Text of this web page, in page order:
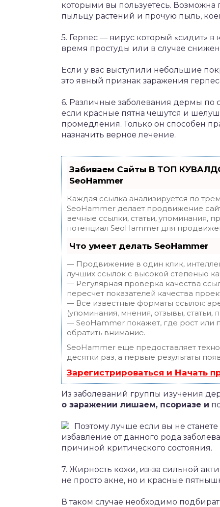
которыми вы пользуетесь.
пыльцу растений и прочую пыль,
5. Герпес — вирус который «сидит»
время простуды или в случае
Если у вас выступили небольшие
это явный признак заражения
6. Различные заболевания дермы по
если красные пятна чешутся и
промедления. Только он способен
назначить верное лечение.
Забиваем Сайты В ТОП
SeoHammer
Каждая ссылка анализируется по
SeoHammer делает продвижение
вечные ссылки, статьи, упоминания,
потенциал SeoHammer для
Что умеет делать SeoHammer
— Продвижение в один клик,
лучших ссылок с высокой степенью
— Регулярная проверка качества
пересчет показателей качества
— Все известные форматы ссылок:
(упоминания, мнения, отзывы, статьи,
— SeoHammer покажет, где рост или
обратить внимание.
SeoHammer еще предоставляет
десятки раз, а первые результаты
Зарегистрироваться и Начать
Из заболеваний группы изучения
о заражении лишаем, псориазе и
Поэтому лучше если вы не
избавление от данного рода
причиной критического состояния.
7. Жирность кожи, из-за сильной
не просто акне, но и красные
В таком случае необходимо